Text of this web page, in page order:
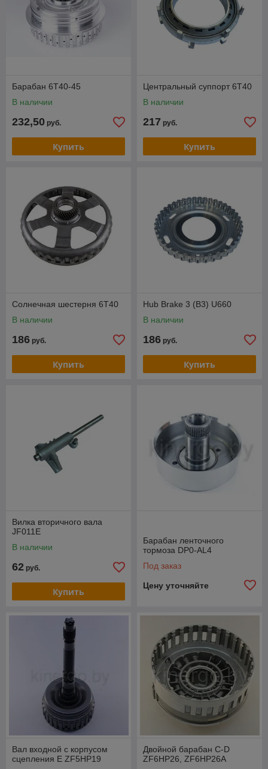
Барабан 6T40-45
В наличии
232,50 руб.
Купить
Центральный суппорт 6T40
В наличии
217 руб.
Купить
Солнечная шестерня 6Т40
В наличии
186 руб.
Купить
Hub Brake 3 (B3) U660
В наличии
186 руб.
Купить
Вилка вторичного вала
JF011E
В наличии
62 руб.
Купить
Барабан ленточного
тормоза DP0-AL4
Под заказ
Цену уточняйте
Вал входной с корпусом
сцепления E ZF5HP19
Двойной барабан С-D
ZF6HP26, ZF6HP26A